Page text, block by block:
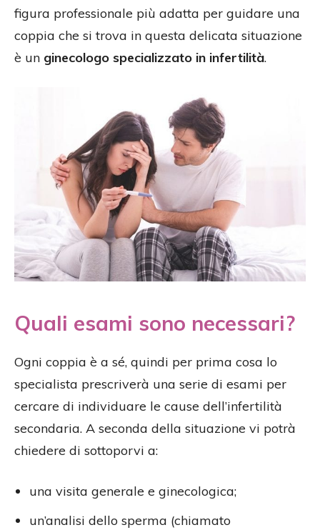
figura professionale più adatta per guidare una
coppia che si trova in questa delicata situazione
è un ginecologo specializzato in infertilità.
Quali esami sono necessari?
Ogni coppia è a sé, quindi per prima cosa lo
specialista prescriverà una serie di esami per
cercare di individuare le cause dell’infertilità
secondaria. A seconda della situazione vi potrà
chiedere di sottoporvi a:
una visita generale e ginecologica;
un’analisi dello sperma (chiamato